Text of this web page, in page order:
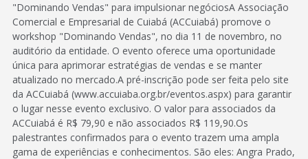
"Dominando Vendas" para impulsionar negóciosA Associação
Comercial e Empresarial de Cuiabá (ACCuiabá) promove o
workshop "Dominando Vendas", no dia 11 de novembro, no
auditório da entidade. O evento oferece uma oportunidade
única para aprimorar estratégias de vendas e se manter
atualizado no mercado.A pré-inscrição pode ser feita pelo site
da ACCuiabá (www.accuiaba.org.br/eventos.aspx) para garantir
o lugar nesse evento exclusivo. O valor para associados da
ACCuiabá é R$ 79,90 e não associados R$ 119,90.Os
palestrantes confirmados para o evento trazem uma ampla
gama de experiências e conhecimentos. São eles: Angra Prado,